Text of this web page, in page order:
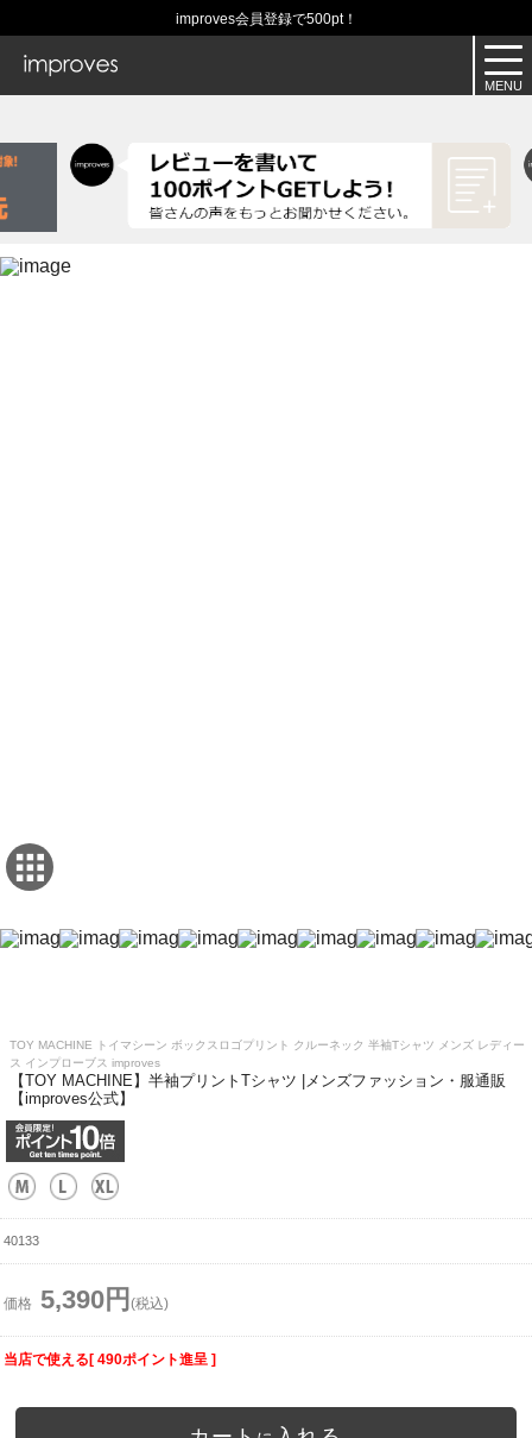
improves会員登録で500pt！
TOY MACHINE トイマシーン ボックスロゴプリント クルーネック 半袖Tシャツ メンズ レディー
ス インプローブス improves
【TOY MACHINE】半袖プリントTシャツ |メンズファッション・服通販
【improves公式】
40133
価格 5,390円 (税込)
当店で使える[ 490ポイント進呈 ]